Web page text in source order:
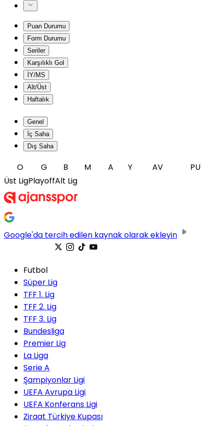
Puan Durumu
Form Durumu
Seriler
Karşılıklı Gol
İY/MS
Alt/Üst
Haftalık
Genel
İç Saha
Dış Saha
O G B M A Y AV
PU
Üst LigPlayoffAlt Lig
Google'da tercih edilen kaynak olarak ekleyin
Futbol
Süper Lig
TFF 1. Lig
TFF 2. Lig
TFF 3. Lig
Bundesliga
Premier Lig
La Liga
Serie A
Şampiyonlar Ligi
UEFA Avrupa Ligi
UEFA Konferans Ligi
Ziraat Türkiye Kupası